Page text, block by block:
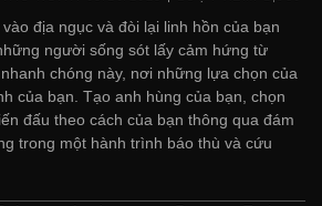
vào địa ngục và đòi lại linh hồn của bạn
người sống sót lấy cảm hứng từ
chóng này, nơi những lựa chọn của
của bạn. Tạo anh hùng của bạn, chọn
đấu theo cách của bạn thông qua đám
trong một hành trình báo thù và cứu